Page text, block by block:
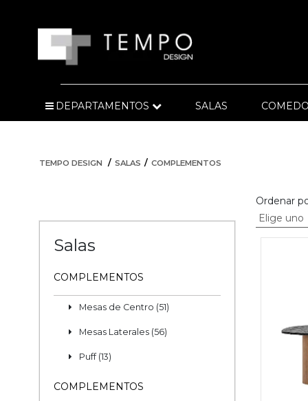
DEPARTAMENTOS SALAS
TEMPO DESIGN SALAS COMPLEMENTOS
Salas
COMPLEMENTOS
Mesas de Centro (51)
Mesas Laterales (56)
Puff (13)
COMPLEMENTOS
Ordenar